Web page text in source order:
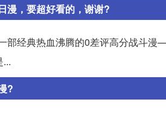
漫，要超好看的，谢谢?
部经典热血沸腾的0差评高分战斗
...
?